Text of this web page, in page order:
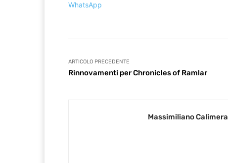
WhatsApp
ARTICOLO PRECEDENTE
Rinnovamenti per Chronicles of Ramlar
Massimiliano Calimera